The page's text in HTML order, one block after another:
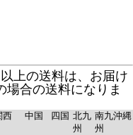
上の送料は、お届け
場合の送料になりま
西 中国 四国 北九
州
南九
州
沖縄